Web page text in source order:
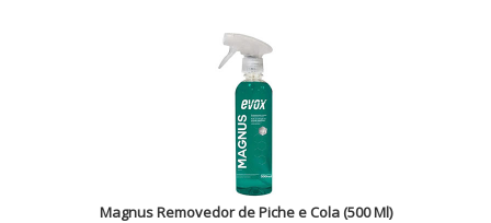
Magnus Removedor de Piche e Cola (500 Ml)